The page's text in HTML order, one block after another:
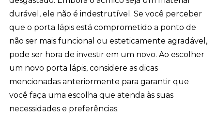
durável, ele não é indestrutível. Se você perceber
que o porta lápis está comprometido a ponto de
não ser mais funcional ou esteticamente agradável,
pode ser hora de investir em um novo. Ao escolher
um novo porta lápis, considere as dicas
mencionadas anteriormente para garantir que
você faça uma escolha que atenda às suas
necessidades e preferências.